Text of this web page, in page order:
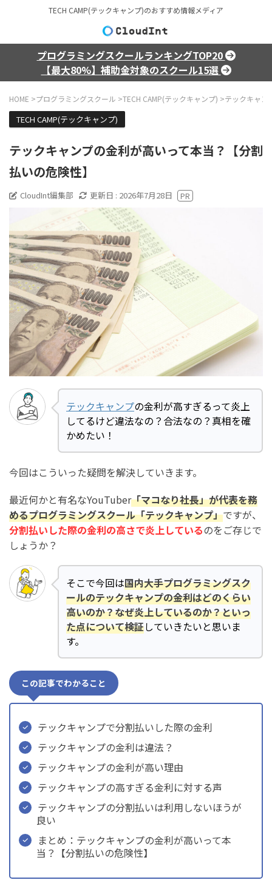
TECH CAMP(テックキャンプ)のおすすめ情報メディア
プログラミングスクールランキングTOP20
【最大80%】補助金対象のスクール15選
HOME >プログラミングスクール >TECH CAMP(テックキャンプ) >テックキャン
TECH CAMP(テックキャンプ)
テックキャンプの金利が高いって本当？【分割
払いの危険性】
CloudInt編集部 更新日 : 2026年7月28日
テックキャンプの金利が高すぎるって炎上
してるけど違法なの？合法なの？真相を確
かめたい！
今回はこういった疑問を解決していきます。
最近何かと有名なYouTuber「マコなり社長」が代表を務
めるプログラミングスクール「テックキャンプ」ですが、
分割払いした際の金利の高さで炎上しているのをご存じで
しょうか？
そこで今回は国内大手プログラミングスク
ールのテックキャンプの金利はどのくらい
高いのか？なぜ炎上しているのか？といっ
た点について検証していきたいと思いま
す。
この記事でわかること
テックキャンプで分割払いした際の金利
テックキャンプの金利は違法？
テックキャンプの金利が高い理由
テックキャンプの高すぎる金利に対する声
テックキャンプの分割払いは利用しないほうが
良い
まとめ：テックキャンプの金利が高いって本
当？【分割払いの危険性】